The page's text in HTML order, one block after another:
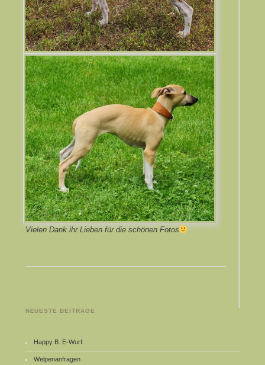
Vielen Dank ihr Lieben für die schönen Fotos
NEUESTE BEITRÄGE
Happy B. E-Wurf
Welpenanfragen